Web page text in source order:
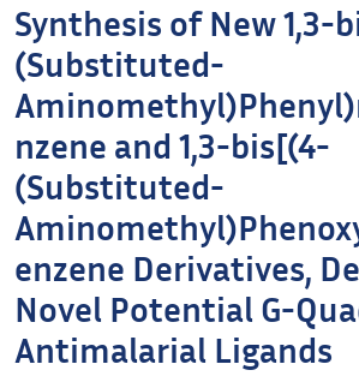
Synthesis of New 1,3-
(Substituted-
nzene and 1,3-bis[(4-
(Substituted-
enzene Derivatives,
Novel Potential G-
Antimalarial Ligands